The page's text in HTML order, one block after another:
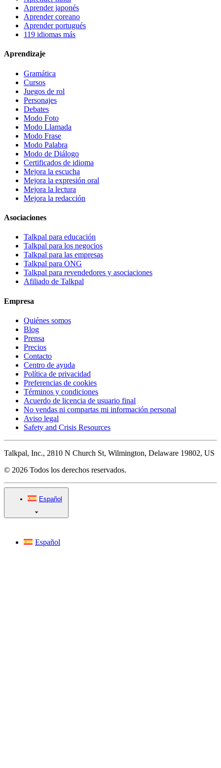
Aprender japonés
Aprender coreano
Aprender portugués
119 idiomas más
Aprendizaje
Gramática
Cursos
Juegos de rol
Personajes
Debates
Modo Foto
Modo Llamada
Modo Frase
Modo Palabra
Modo de Diálogo
Certificados de idioma
Mejora la escucha
Mejora la expresión oral
Mejora la lectura
Mejora la redacción
Asociaciones
Talkpal para educación
Talkpal para los negocios
Talkpal para las empresas
Talkpal para ONG
Talkpal para revendedores y asociaciones
Afiliado de Talkpal
Empresa
Quiénes somos
Blog
Prensa
Precios
Contacto
Centro de ayuda
Política de privacidad
Preferencias de cookies
Términos y condiciones
Acuerdo de licencia de usuario final
No vendas ni compartas mi información personal
Aviso legal
Safety and Crisis Resources
Talkpal, Inc., 2810 N Church St, Wilmington, Delaware 19802, US
© 2026 Todos los derechos reservados.
Español
Español